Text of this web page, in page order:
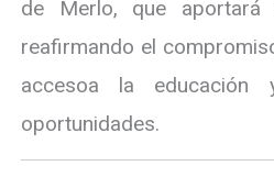
de Merlo, que
reafirmando el
accesoa la
oportunidades.